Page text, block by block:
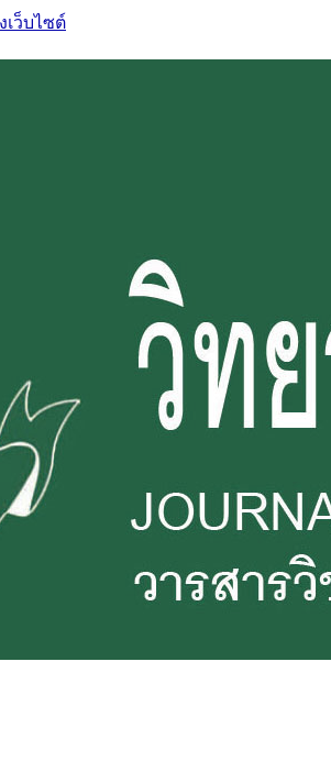
ว็บไซต์